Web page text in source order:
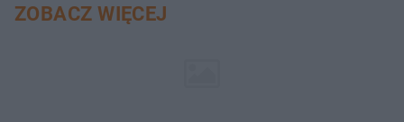
ZOBACZ WIĘCEJ